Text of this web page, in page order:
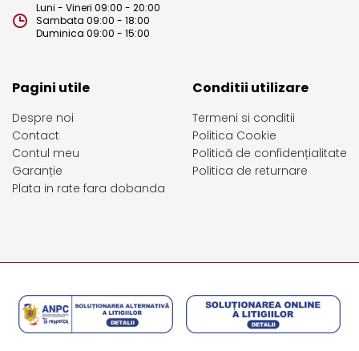
Luni - Vineri 09:00 - 20:00
Sambata 09:00 - 18:00
Duminica 09:00 - 15:00
Pagini utile
Despre noi
Contact
Contul meu
Garanție
Plata in rate fara dobanda
Conditii utilizare
Termeni si conditii
Politica Cookie
Politică de confidențialitate
Politica de returnare